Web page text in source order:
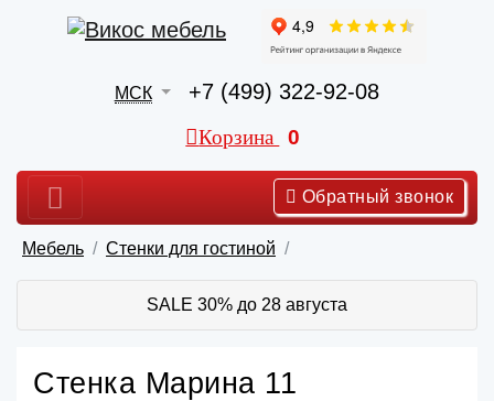
МСК +7 (499) 322-92-08
Корзина 0
Обратный звонок
Мебель Стенки для гостиной
SALE 30% до 28 августа
Стенка Марина 11